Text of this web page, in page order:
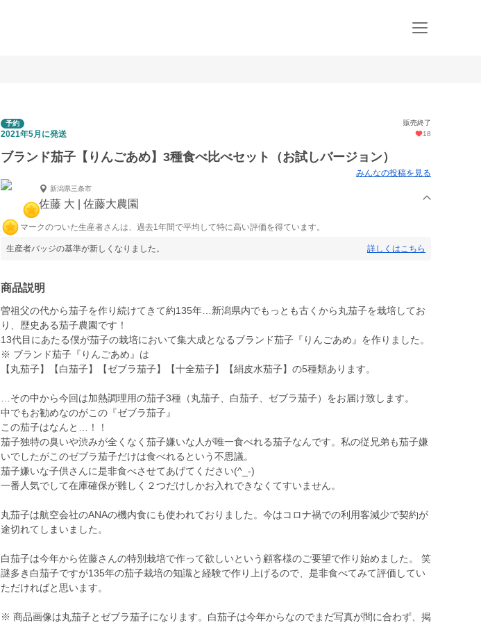
予約 販売終了
2021年5月に発送 18
ブランド茄子【りんごあめ】3種食べ比べセット（お試しバージョン）
みんなの投稿を見る
新潟県三条市
佐藤 大 | 佐藤大農園
マークのついた生産者さんは、過去1年間で平均して特に高い評価を得ています。
生産者バッジの基準が新しくなりました。 詳しくはこちら
商品説明
曽祖父の代から茄子を作り続けてきて約135年…新潟県内でもっとも古くから丸茄子を栽培してお
り、歴史ある茄子農園です！
13代目にあたる僕が茄子の栽培において集大成となるブランド茄子『りんごあめ』を作りました。
※ ブランド茄子『りんごあめ』は
【丸茄子】【白茄子】【ゼブラ茄子】【十全茄子】【絹皮水茄子】の5種類あります。
…その中から今回は加熱調理用の茄子3種（丸茄子、白茄子、ゼブラ茄子）をお届け致します。
中でもお勧めなのがこの『ゼブラ茄子』
この茄子はなんと…！！
茄子独特の臭いや渋みが全くなく茄子嫌いな人が唯一食べれる茄子なんです。私の従兄弟も茄子嫌
いでしたがこのゼブラ茄子だけは食べれるという不思議。
茄子嫌いな子供さんに是非食べさせてあげてください(^_-)
一番人気でして在庫確保が難しく２つだけしかお入れできなくてすいません。
丸茄子は航空会社のANAの機内食にも使われておりました。今はコロナ禍での利用客減少で契約が
途切れてしまいました。
白茄子は今年から佐藤さんの特別栽培で作って欲しいという顧客様のご要望で作り始めました。 笑
謎多き白茄子ですが135年の茄子栽培の知識と経験で作り上げるので、是非食べてみて評価してい
ただければと思います。
※ 商品画像は丸茄子とゼブラ茄子になります。白茄子は今年からなのでまだ写真が間に合わず、掲